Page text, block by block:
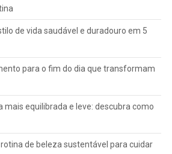
de vida saudável e duradouro em 5
para o fim do dia que transformam
mais equilibrada e leve: descubra como
de beleza sustentável para cuidar